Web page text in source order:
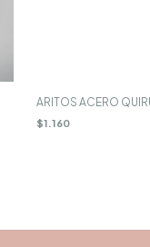
ARITOS ACERO
$1.160